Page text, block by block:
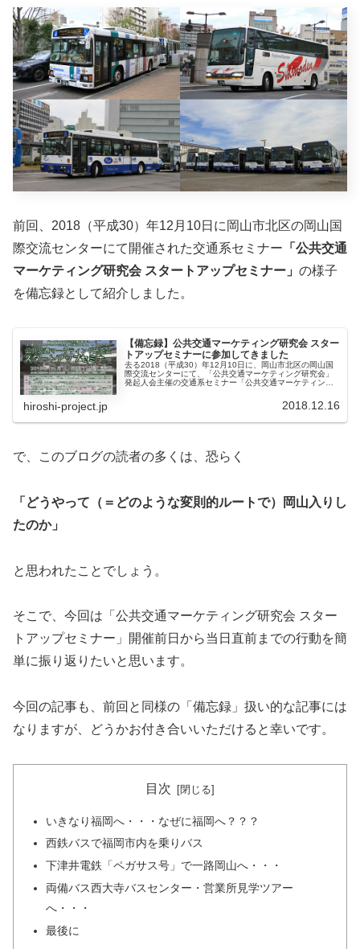
前回、2018（平成30）年12月10日に岡山市北区の岡山国
際交流センターにて開催された交通系セミナー 「公共交通
マーケティング研究会 スタートアップセミナー」 の様子
を備忘録として紹介しました。
【備忘録】公共交通マーケティング研究会 スター
トアップセミナーに参加してきました
去る2018（平成30）年12月10日に、岡山市北区の岡山国
際交流センターにて、「公共交通マーケティング研究会」
発起人会主催の交通系セミナー「公共交通マーケティング
hiroshi-project.jp 2018.12.16
で、このブログの読者の多くは、恐らく
「どうやって（＝どのような変則的ルートで）岡山入りし
たのか」
と思われたことでしょう。
そこで、今回は「公共交通マーケティング研究会 スター
トアップセミナー」開催前日から当日直前までの行動を簡
単に振り返りたいと思います。
今回の記事も、前回と同様の「備忘録」扱い的な記事には
なりますが、どうかお付き合いいただけると幸いです。
目次
いきなり福岡へ・・・なぜに福岡へ？？？
西鉄バスで福岡市内を乗りバス
下津井電鉄「ペガサス号」で一路岡山へ・・・
両備バス西大寺バスセンター・営業所見学ツアー
へ・・・
最後に